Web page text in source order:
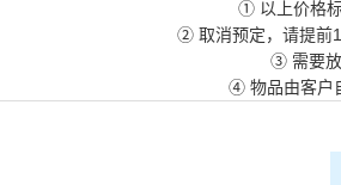
① 以上价格
② 取消预定，请提前
③ 需要放
④ 物品由客户